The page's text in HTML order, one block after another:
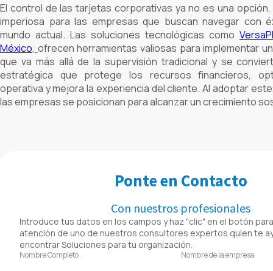
El control de las tarjetas corporativas ya no es una
imperiosa para las empresas que buscan navegar con
mundo actual. Las soluciones tecnológicas como
México, ofrecen herramientas valiosas para implementar
que va más allá de la supervisión tradicional y se
estratégica que protege los recursos financieros,
operativa y mejora la experiencia del cliente. Al adoptar
las empresas se posicionan para alcanzar un crecimiento
Ponte en Contacto
Con nuestros profesionales
Introduce tus datos en los campos y haz "clic" en el botón
atención de uno de nuestros consultores expertos quien te
encontrar Soluciones para tu organización.
Nombre Completo Nombre de la empresa